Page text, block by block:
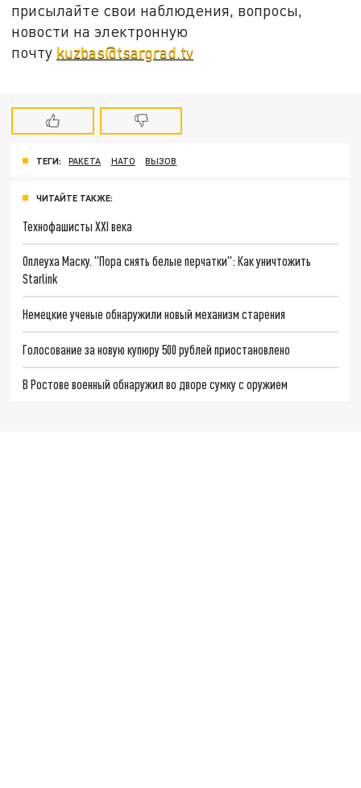
присылайте свои наблюдения, вопросы,
новости на электронную
почту kuzbas@tsargrad.tv
ТЕГИ: РАКЕТА НАТО ВЫЗОВ
ЧИТАЙТЕ ТАКЖЕ:
Технофашисты XXI века
Оплеуха Маску. "Пора снять белые перчатки": Как уничтожить
Starlink
Немецкие ученые обнаружили новый механизм старения
Голосование за новую купюру 500 рублей приостановлено
В Ростове военный обнаружил во дворе сумку с оружием